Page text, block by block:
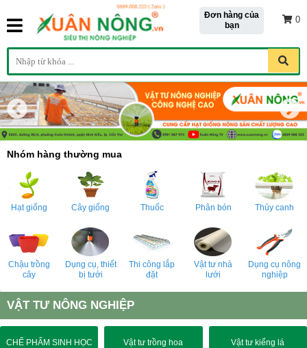
Đơn hàng của
bạn
0
Nhóm hàng thường mua
Hạt giống Cây giống Thuốc Phân bón Thủy canh
Chậu trồng
cây
Dụng cụ, thiết
bị tưới
Thi công lắp
đặt
Vật tư nhà
lưới
Dụng cụ nông
nghiệp
VẬT TƯ NÔNG NGHIỆP
CHẾ PHẨM SINH HỌC Vật tư trồng hoa Vật tư kiểng lá